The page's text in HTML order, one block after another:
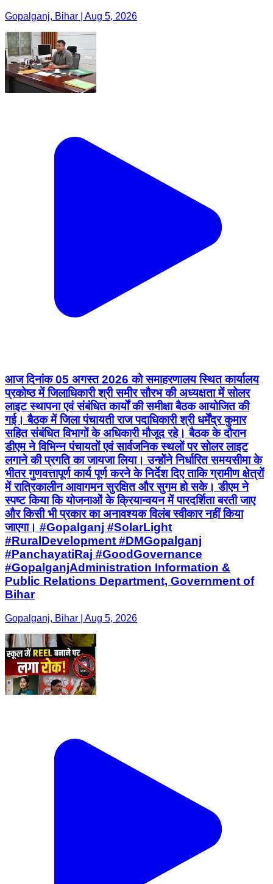
Gopalganj, Bihar | Aug 5, 2026
आज दिनांक 05 अगस्त 2026 को समाहरणालय स्थित कार्यालय
प्रकोष्ठ में जिलाधिकारी श्री समीर सौरभ की अध्यक्षता में सोलर
लाइट स्थापना एवं संबंधित कार्यों की समीक्षा बैठक आयोजित की
गई। बैठक में जिला पंचायती राज पदाधिकारी श्री धर्मेंद्र कुमार
सहित संबंधित विभागों के अधिकारी मौजूद रहे। बैठक के दौरान
डीएम ने विभिन्न पंचायतों एवं सार्वजनिक स्थलों पर सोलर लाइट
लगाने की प्रगति का जायजा लिया। उन्होंने निर्धारित समयसीमा के
भीतर गुणवत्तापूर्ण कार्य पूर्ण करने के निर्देश दिए ताकि ग्रामीण क्षेत्रों
में रात्रिकालीन आवागमन सुरक्षित और सुगम हो सके। डीएम ने
स्पष्ट किया कि योजनाओं के क्रियान्वयन में पारदर्शिता बरती जाए
और किसी भी प्रकार का अनावश्यक विलंब स्वीकार नहीं किया
जाएगा। #Gopalganj #SolarLight
#RuralDevelopment #DMGopalganj
#PanchayatiRaj #GoodGovernance
#GopalganjAdministration Information &
Public Relations Department, Government of
Bihar
Gopalganj, Bihar | Aug 5, 2026